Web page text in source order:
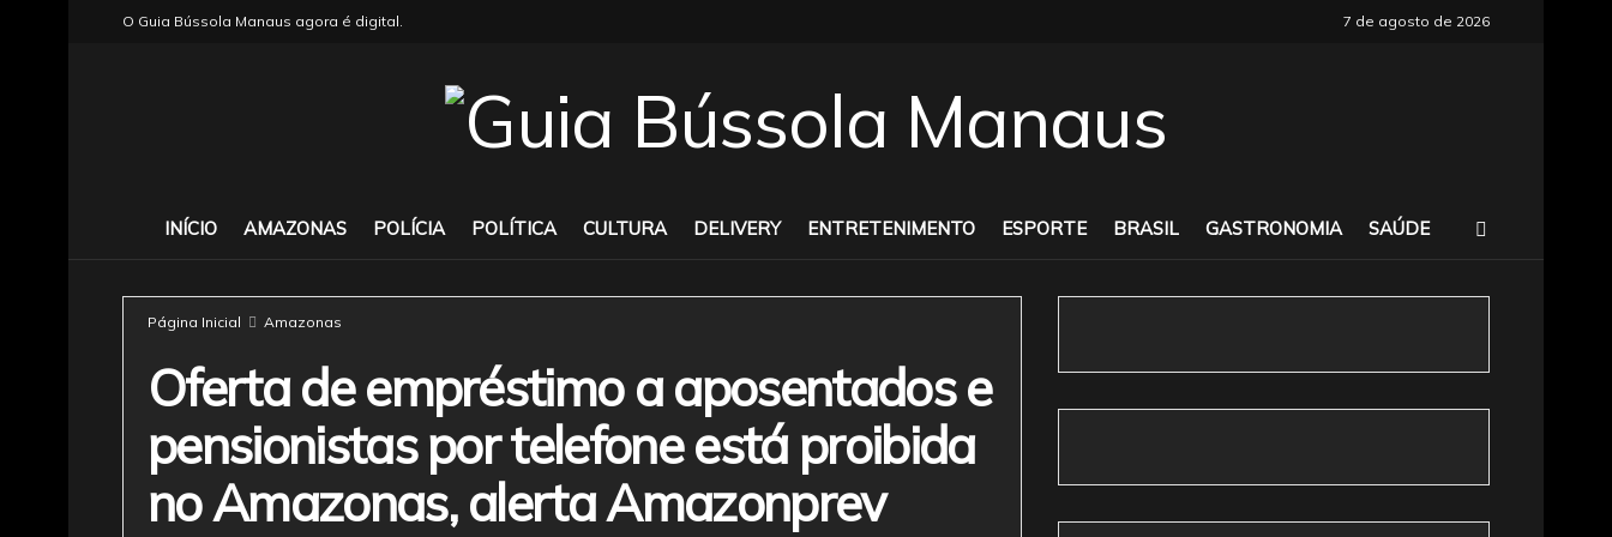
O Guia Bússola Manaus agora é digital. 7 de agosto de 2026
INÍCIO AMAZONAS POLÍCIA POLÍTICA CULTURA DELIVERY ENTRETENIMENTO ESPORTE BRASIL GASTRONOMIA SAÚDE
Página Inicial Amazonas
Oferta de empréstimo a aposentados e
pensionistas por telefone está proibida
no Amazonas, alerta Amazonprev